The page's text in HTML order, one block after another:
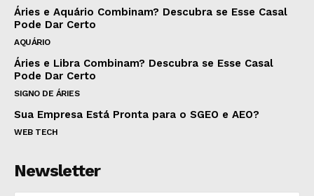
Áries e Aquário Combinam? Descubra se Esse Casal
Pode Dar Certo
AQUÁRIO
Áries e Libra Combinam? Descubra se Esse Casal
Pode Dar Certo
SIGNO DE ÁRIES
Sua Empresa Está Pronta para o SGEO e AEO?
WEB TECH
Newsletter